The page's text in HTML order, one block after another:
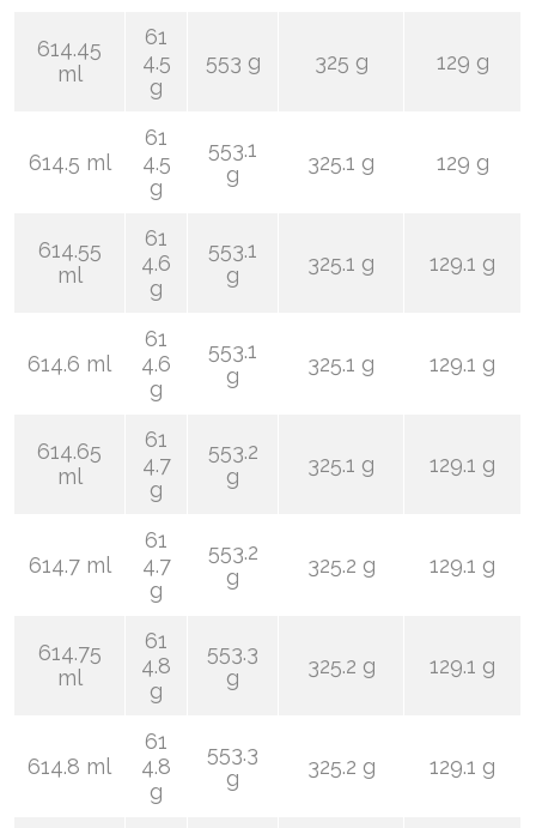
614.45
ml
61
4.5
g
553 g 325 g 129 g
614.5 ml
61
4.5
g
553.1
g
325.1 g 129 g
614.55
ml
61
4.6
g
553.1
g
325.1 g 129.1 g
614.6 ml
61
4.6
g
553.1
g
325.1 g 129.1 g
614.65
ml
61
4.7
g
553.2
g
325.1 g 129.1 g
614.7 ml
61
4.7
g
553.2
g
325.2 g 129.1 g
614.75
ml
61
4.8
g
553.3
g
325.2 g 129.1 g
614.8 ml
61
4.8
g
553.3
g
325.2 g 129.1 g